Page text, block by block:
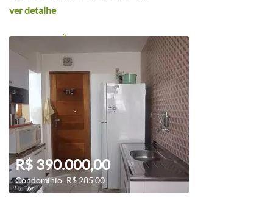
ver detalhe
R$ 390.000,00
Condomínio: R$ 285,00